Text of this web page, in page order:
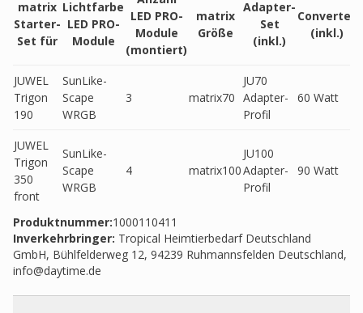
matrix
Starter-
Set für
Lichtfarbe
LED PRO-
Module
LED PRO-
Module
(montiert)
matrix
Größe
Adapter-
Set
(inkl.)
Converter
(inkl.)
JUWEL
Trigon
190
SunLike-
Scape
WRGB
3 matrix70
JU70
Adapter-
Profil
60 Watt
JUWEL
Trigon
350
front
SunLike-
Scape
WRGB
4 matrix100
JU100
Adapter-
Profil
90 Watt
Produktnummer:1000110411
Inverkehrbringer: Tropical Heimtierbedarf Deutschland
GmbH, Bühlfelderweg 12, 94239 Ruhmannsfelden Deutschland,
info@daytime.de